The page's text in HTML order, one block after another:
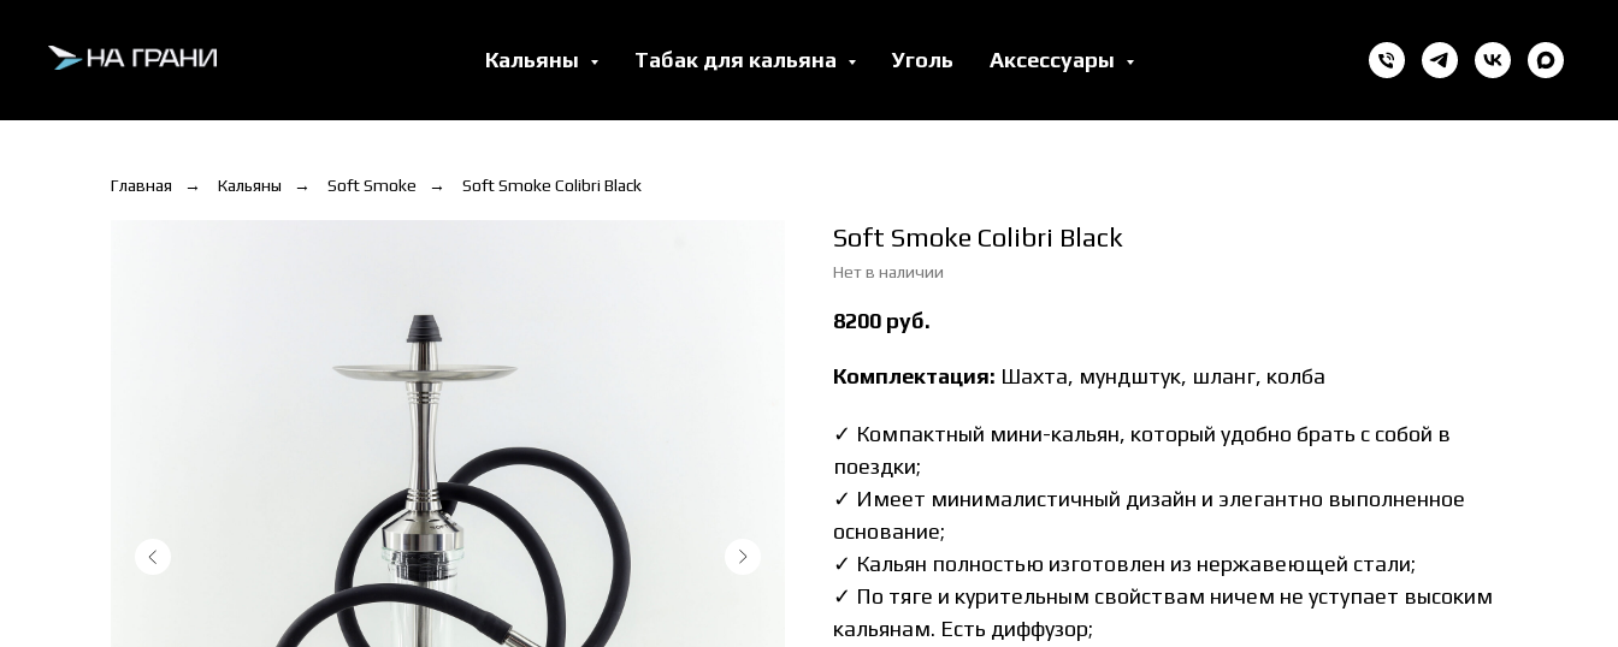
Кальяны Табак для кальяна Уголь Аксессуары
Главная → Кальяны → Soft Smoke → Soft Smoke Colibri Black
Soft Smoke Colibri Black
Нет в наличии
8200 руб.
Комплектация: Шахта, мундштук, шланг, колба
✓ Компактный мини-кальян, который удобно брать с собой в
поездки;
✓ Имеет минималистичный дизайн и элегантно выполненное
основание;
✓ Кальян полностью изготовлен из нержавеющей стали;
✓ По тяге и курительным свойствам ничем не уступает высоким
кальянам. Есть диффузор;